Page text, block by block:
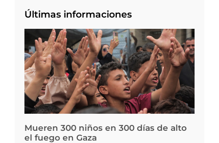
Últimas informaciones
Mueren 300 niños en 300 días de alto
el fuego en Gaza